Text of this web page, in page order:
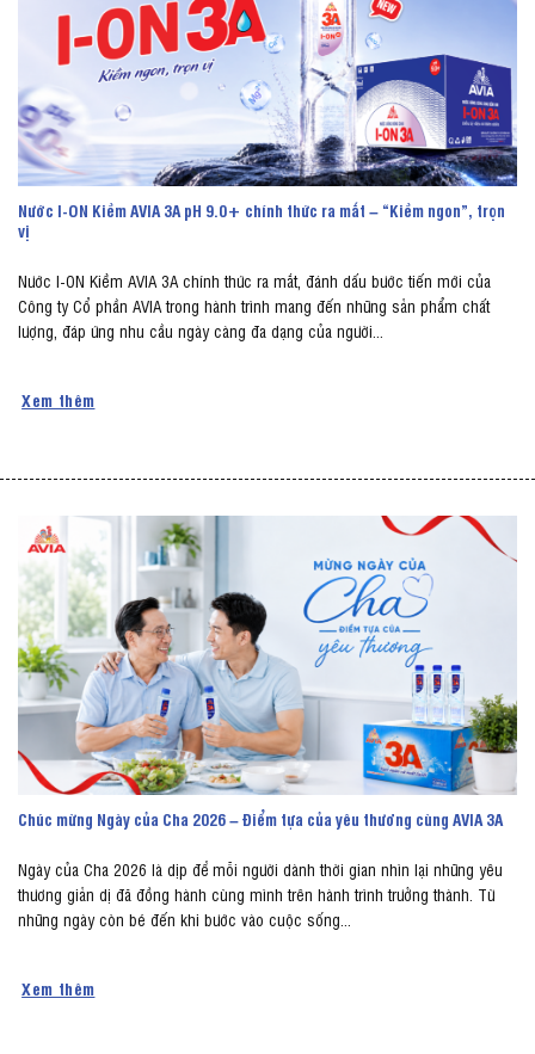
Nước I-ON Kiềm AVIA 3A pH 9.0+ chính thức ra mắt – “Kiềm ngon”, trọn
vị
Nước I-ON Kiềm AVIA 3A chính thức ra mắt, đánh dấu bước tiến mới của
Công ty Cổ phần AVIA trong hành trình mang đến những sản phẩm chất
lượng, đáp ứng nhu cầu ngày càng đa dạng của người...
Xem thêm
Chúc mừng Ngày của Cha 2026 – Điểm tựa của yêu thương cùng AVIA 3A
Ngày của Cha 2026 là dịp để mỗi người dành thời gian nhìn lại những yêu
thương giản dị đã đồng hành cùng mình trên hành trình trưởng thành. Từ
những ngày còn bé đến khi bước vào cuộc sống...
Xem thêm